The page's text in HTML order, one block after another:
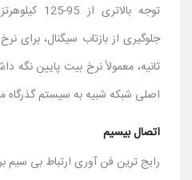
توجه
ثانیه، معمولاً نرخ بیت پایین نگه
اصلی شبکه شبیه به سیستم گذرگاه
اتصال بیسیم
رایج ترین فن آوری ارتباط بی سیم